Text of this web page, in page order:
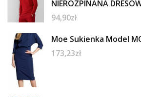
NIEROZPINANA
94,90zł
Moe Sukienka Model
173,23zł